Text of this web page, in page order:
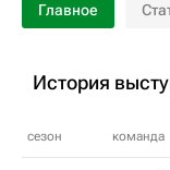
Главное
История
сезон команда